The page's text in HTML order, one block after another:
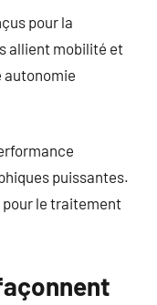
pour la
allient mobilité et
autonomie
puissantes.
le traitement